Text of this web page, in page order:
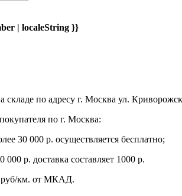
| localeString }}
складе по адресу г. Москва ул.
по г. Москва:
30 000 р. осуществляется бесплатно;
р. доставка составляет 1000 р.
руб/км. от МКАД.